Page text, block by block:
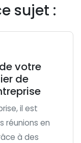
sujet :
votre
de
il est
réunions en
à des